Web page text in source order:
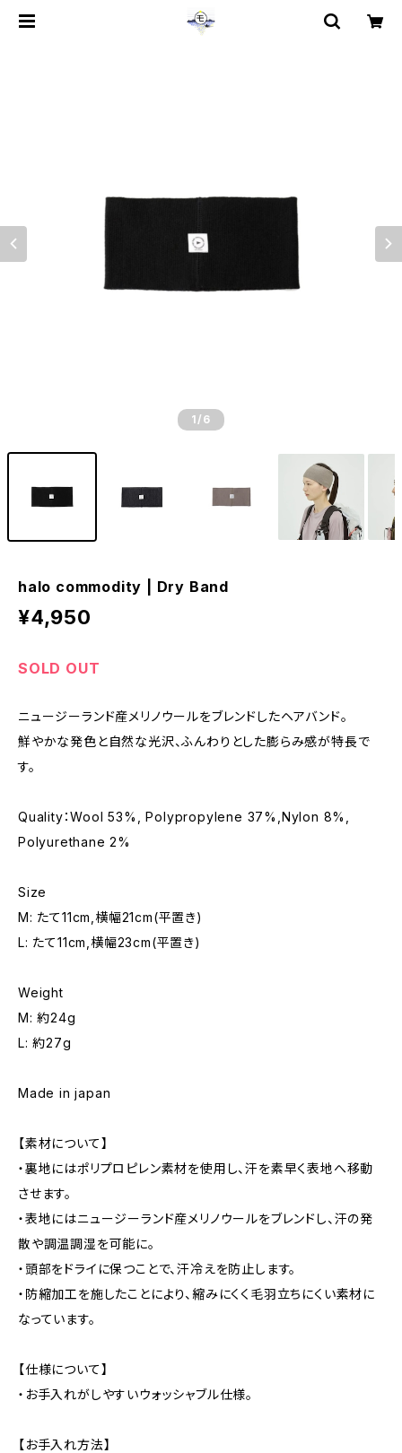
1 /6
halo commodity | Dry Band
¥4,950
SOLD OUT
ニュージーランド産メリノウールをブレンドしたヘアバンド。
鮮やかな発色と自然な光沢、ふんわりとした膨らみ感が特長で
す。
Quality：Wool 53%, Polypropylene 37%,Nylon 8%,
Polyurethane 2%
Size
M: たて11cm,横幅21cm(平置き)
L: たて11cm,横幅23cm(平置き)
Weight
M: 約24g
L: 約27g
Made in japan
【素材について】
・裏地にはポリプロピレン素材を使用し、汗を素早く表地へ移動
させます。
・表地にはニュージーランド産メリノウールをブレンドし、汗の発
散や調温調湿を可能に。
・頭部をドライに保つことで、汗冷えを防止します。
・防縮加工を施したことにより、縮みにくく毛羽立ちにくい素材に
なっています。
【仕様について】
・お手入れがしやすいウォッシャブル仕様。
【お手入れ方法】